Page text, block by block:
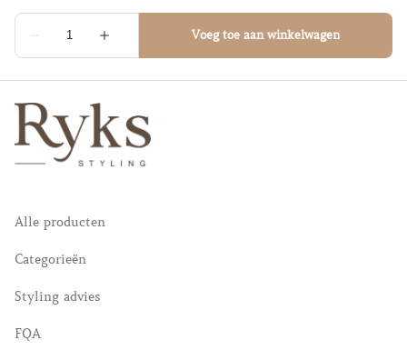
Alle producten
Categorieën
Styling advies
FQA